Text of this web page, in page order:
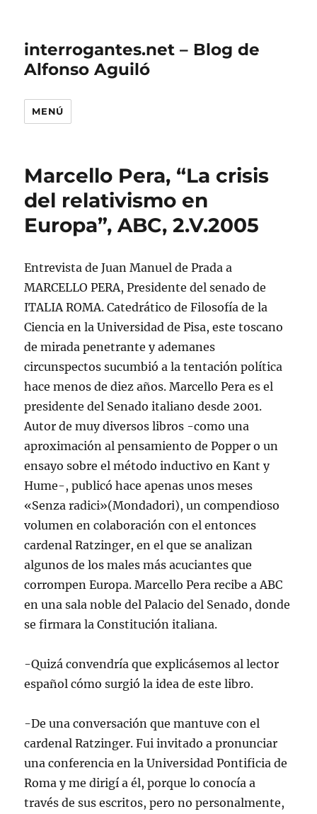
interrogantes.net – Blog de
Alfonso Aguiló
MENÚ
Marcello Pera, “La crisis
del relativismo en
Europa”, ABC, 2.V.2005
Entrevista de Juan Manuel de Prada a
MARCELLO PERA, Presidente del senado de
ITALIAROMA. Catedrático de Filosofía de la
Ciencia en la Universidad de Pisa, este toscano
de mirada penetrante y ademanes
circunspectos sucumbió a la tentación política
hace menos de diez años. Marcello Pera es el
presidente del Senado italiano desde 2001.
Autor de muy diversos libros -como una
aproximación al pensamiento de Popper o un
ensayo sobre el método inductivo en Kant y
Hume-, publicó hace apenas unos meses
«Senza radici»(Mondadori), un compendioso
volumen en colaboración con el entonces
cardenal Ratzinger, en el que se analizan
algunos de los males más acuciantes que
corrompen Europa. Marcello Pera recibe a ABC
en una sala noble del Palacio del Senado, donde
se firmara la Constitución italiana.
-Quizá convendría que explicásemos al lector
español cómo surgió la idea de este libro.
-De una conversación que mantuve con el
cardenal Ratzinger. Fui invitado a pronunciar
una conferencia en la Universidad Pontificia de
Roma y me dirigí a él, porque lo conocía a
través de sus escritos, pero no personalmente,